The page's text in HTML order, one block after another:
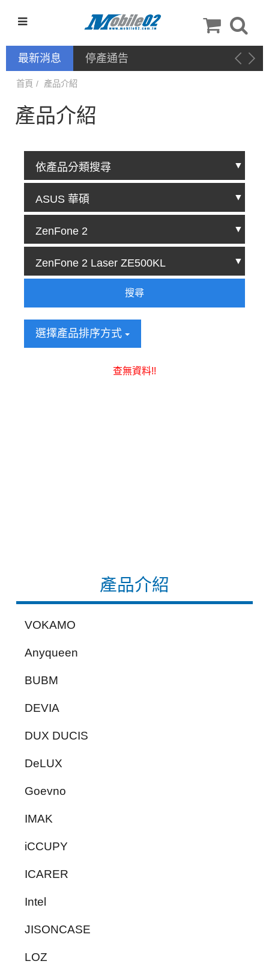
最新消息 停產通告
產品介紹
VOKAMO
Anyqueen
BUBM
DEVIA
DUX DUCIS
DeLUX
Goevno
IMAK
iCCUPY
ICARER
Intel
JISONCASE
LOZ
首頁 產品介紹
產品介紹
搜尋
選擇產品排序方式
查無資料!!